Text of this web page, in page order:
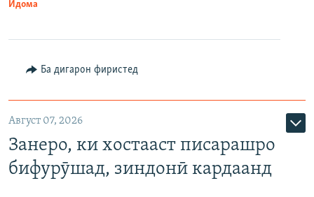
Идома
Ба дигарон фиристед
Август 07, 2026
Занеро, ки хостааст писарашро
бифурӯшад, зиндонӣ кардаанд